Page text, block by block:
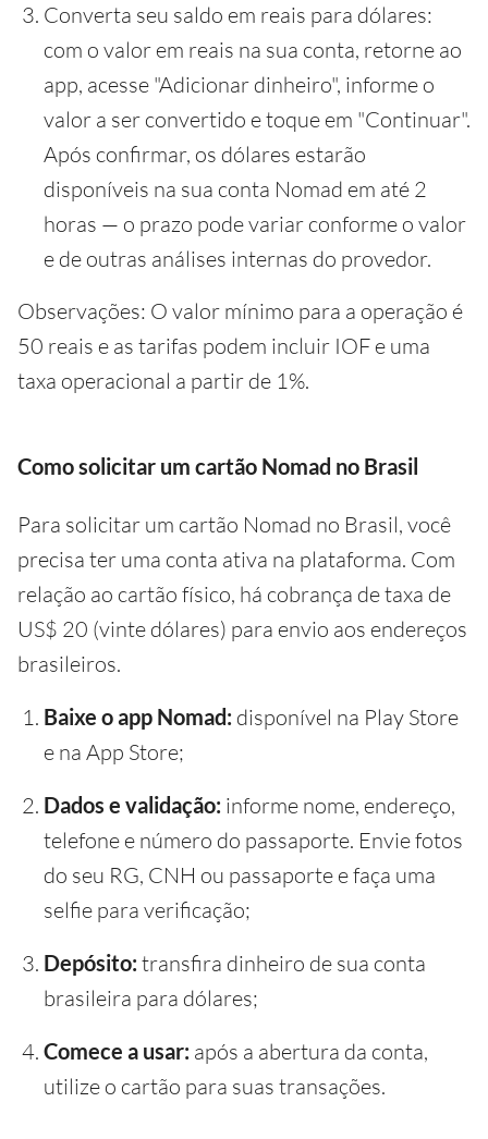
Converta seu saldo em reais para dólares:
com o valor em reais na sua conta, retorne ao
app, acesse "Adicionar dinheiro", informe o
valor a ser convertido e toque em "Continuar".
Após confirmar, os dólares estarão
disponíveis na sua conta Nomad em até 2
horas — o prazo pode variar conforme o valor
e de outras análises internas do provedor.
Observações: O valor mínimo para a operação é
50 reais e as tarifas podem incluir IOF e uma
taxa operacional a partir de 1%.
Como solicitar um cartão Nomad no Brasil
Para solicitar um cartão Nomad no Brasil, você
precisa ter uma conta ativa na plataforma. Com
relação ao cartão físico, há cobrança de taxa de
US$ 20 (vinte dólares) para envio aos endereços
brasileiros.
Baixe o app Nomad: disponível na Play Store
e na App Store;
Dados e validação: informe nome, endereço,
telefone e número do passaporte. Envie fotos
do seu RG, CNH ou passaporte e faça uma
selfie para verificação;
Depósito: transfira dinheiro de sua conta
brasileira para dólares;
Comece a usar: após a abertura da conta,
utilize o cartão para suas transações.